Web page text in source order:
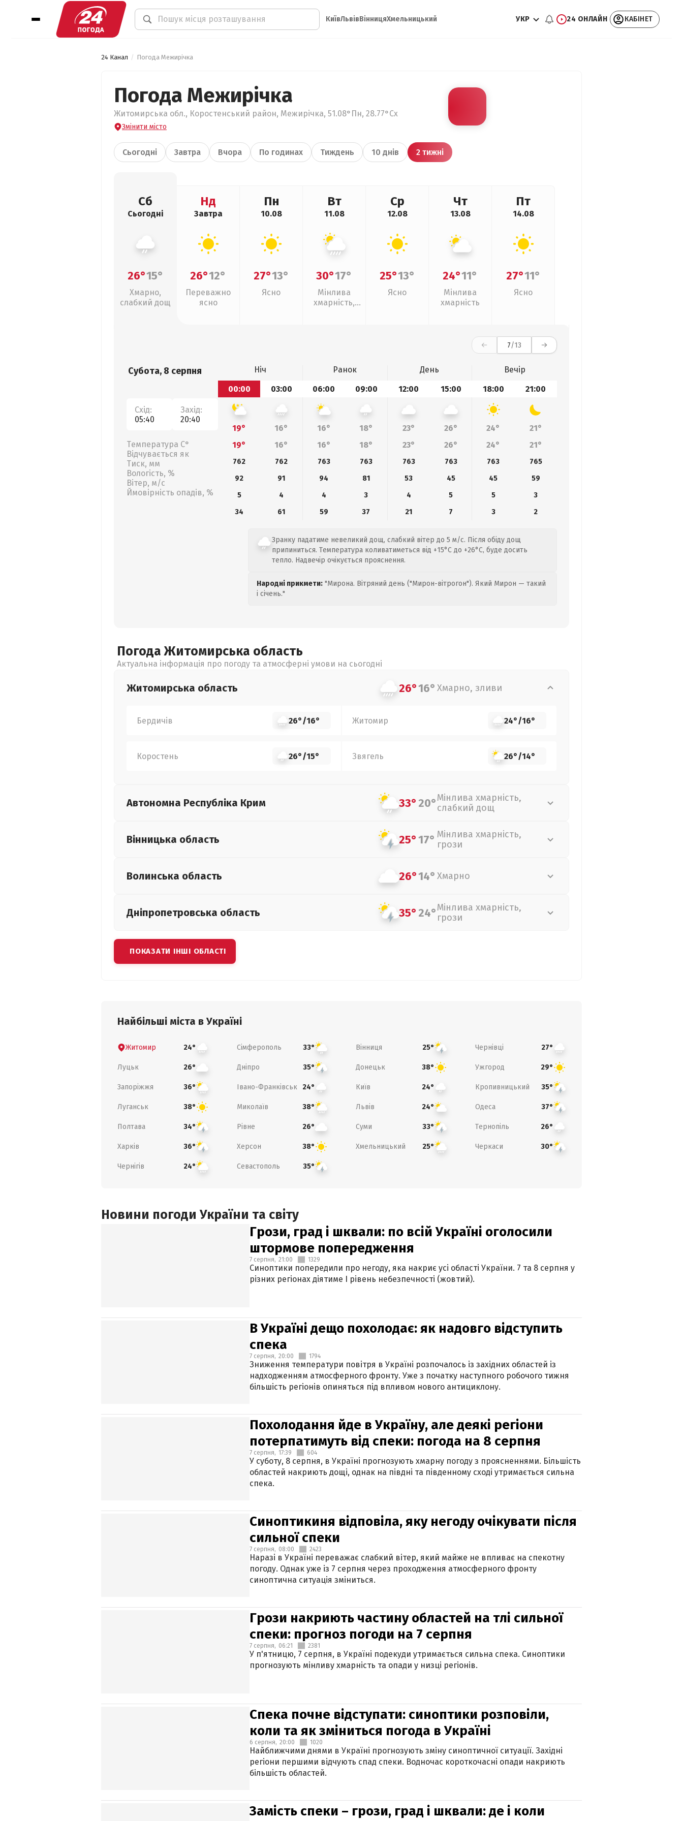
КиївЛьвівВінницяХмельницький УКР 24 ОНЛАЙН КАБІНЕТ
24 Канал Погода Межирічка
Погода Межирічка
Житомирська обл., Коростенський район, Межирічка, 51.08°Пн, 28.77°Сх
Змінити місто
Сьогодні Завтра Вчора По годинах Тиждень 10 днів 2 тижні
Сб
Сьогодні
26°15°
Хмарно,
слабкий дощ
Нд
Завтра
26°12°
Переважно
ясно
Пн
10.08
27°13°
Ясно
Вт
11.08
30°17°
Мінлива
хмарність,
Ср
12.08
25°13°
Ясно
Чт
13.08
24°11°
Мінлива
хмарність
Пт
14.08
27°11°
Ясно
7/13
Субота, 8 серпня
Схід:
05:40
Захід:
20:40
Температура С°
Відчувається як
Тиск, мм
Вологість, %
Вітер, м/с
Ймовірність опадів, %
Ніч Ранок День
Вечір
00:00
03:00 06:00 09:00 12:00 15:00 18:00 21:00
19° 16° 16° 18° 23° 26° 24°
21°
19°
16° 16° 18° 23° 26° 24° 21°
762 762 763 763 763 763 763
765
92
91 94 81 53 45 45
59
5
4 4 3 4 5 5
3
34
61 59 37 21 7 3 2
Зранку падатиме невеликий дощ, слабкий вітер до 5 м/с. Після обіду дощ
припиниться. Температура коливатиметься від +15°C до +26°C, буде досить
тепло. Надвечір очікується прояснення.
Народні прикмети: "Мирона. Вітряний день ("Мирон-вітрогон"). Який Мирон — такий
і січень."
Погода Житомирська область
Актуальна інформація про погоду та атмосферні умови на сьогодні
Житомирська область 26°16° Хмарно, зливи
Бердичів 26°/16° Житомир 24°/16°
Коростень 26°/15° Звягель 26°/14°
Автономна Республіка Крим 33°20°Мінлива хмарність,
слабкий дощ
Вінницька область 25°17° Мінлива хмарність,
грози
Волинська область 26°14° Хмарно
Дніпропетровська область 35°24°Мінлива хмарність,
грози
ПОКАЗАТИ ІНШІ ОБЛАСТІ
Найбільші міста в Україні
Житомир 24° Сімферополь 33° Вінниця 25° Чернівці 27°
Луцьк 26° Дніпро 35° Донецьк 38° Ужгород 29°
Запоріжжя 36° Івано-Франківськ 24° Київ 24° Кропивницький 35°
Луганськ 38° Миколаїв 38° Львів 24° Одеса 37°
Полтава 34° Рівне 26° Суми 33° Тернопіль 26°
Харків 36° Херсон 38° Хмельницький 25° Черкаси 30°
Чернігів 24° Севастополь 35°
Новини погоди України та світу
Грози, град і шквали: по всій Україні оголосили
штормове попередження
7 серпня, 21:00 1329
Синоптики попередили про негоду, яка накриє усі області України. 7 та 8 серпня у
різних регіонах діятиме І рівень небезпечності (жовтий).
В Україні дещо похолодає: як надовго відступить
спека
7 серпня, 20:00 1794
Зниження температури повітря в Україні розпочалось із західних областей із
надходженням атмосферного фронту. Уже з початку наступного робочого тижня
більшість регіонів опиняться під впливом нового антициклону.
Похолодання йде в Україну, але деякі регіони
потерпатимуть від спеки: погода на 8 серпня
7 серпня, 17:39 604
У суботу, 8 серпня, в Україні прогнозують хмарну погоду з проясненнями. Більшість
областей накриють дощі, однак на півдні та південному сході утримається сильна
спека.
Синоптикиня відповіла, яку негоду очікувати після
сильної спеки
7 серпня, 08:00 2423
Наразі в Україні переважає слабкий вітер, який майже не впливає на спекотну
погоду. Однак уже із 7 серпня через проходження атмосферного фронту
синоптична ситуація зміниться.
Грози накриють частину областей на тлі сильної
спеки: прогноз погоди на 7 серпня
7 серпня, 06:21 2381
У п'ятницю, 7 серпня, в Україні подекуди утримається сильна спека. Синоптики
прогнозують мінливу хмарність та опади у низці регіонів.
Спека почне відступати: синоптики розповіли,
коли та як зміниться погода в Україні
6 серпня, 20:00 1020
Найближчими днями в Україні прогнозують зміну синоптичної ситуації. Західні
регіони першими відчують спад спеки. Водночас короткочасні опади накриють
більшість областей.
Замість спеки – грози, град і шквали: де і коли